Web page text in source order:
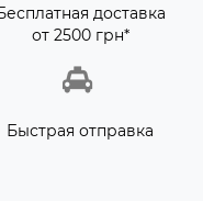
доставка
от 2500 грн*
Быстрая отправка